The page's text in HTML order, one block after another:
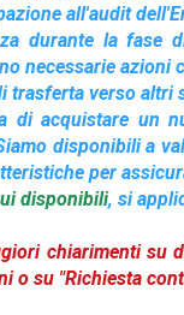
all'audit
durante la fase
necessarie
trasferta verso altri
di acquistare un
disponibili a
per
disponibili, si
chiarimenti su
o su "Richiesta